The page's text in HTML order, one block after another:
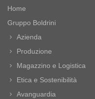
Home
Gruppo Boldrini
Azienda
Produzione
Magazzino e Logistica
Etica e Sostenibilità
Avanguardia